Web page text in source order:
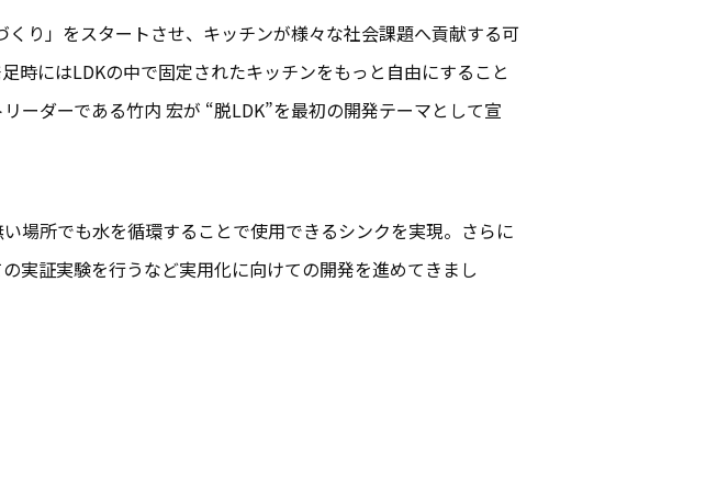
り」をスタートさせ、キッチンが様々な社会課題へ貢献する可
時にはLDKの中で固定されたキッチンをもっと自由にすること
ーダーである竹内 宏が “脱LDK”を最初の開発テーマとして宣
場所でも水を循環することで使用できるシンクを実現。さらに
実証実験を行うなど実用化に向けての開発を進めてきまし